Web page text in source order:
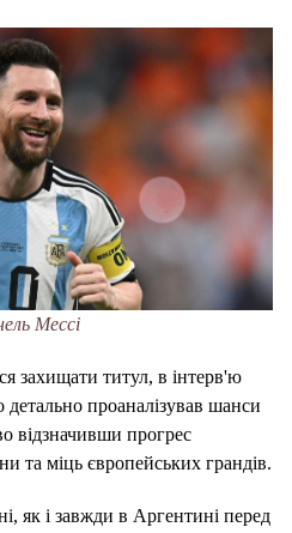
Мессі
захищати титул, в інтерв'ю
проаналізував шанси
відзначивши прогрес
та міць європейських гpaндів.
як і завжди в Аргентині перед